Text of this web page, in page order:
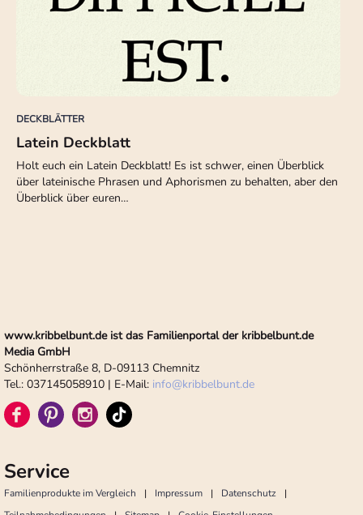
DECKBLÄTTER
Latein Deckblatt
Holt euch ein Latein Deckblatt! Es ist schwer, einen Überblick
über lateinische Phrasen und Aphorismen zu behalten, aber den
Überblick über euren…
www.kribbelbunt.de ist das Familienportal der kribbelbunt.de
Media GmbH
Schönherrstraße 8, D-09113 Chemnitz
Tel.: 037145058910 | E-Mail: info@kribbelbunt.de
Service
Familienprodukte im Vergleich Impressum
Datenschutz